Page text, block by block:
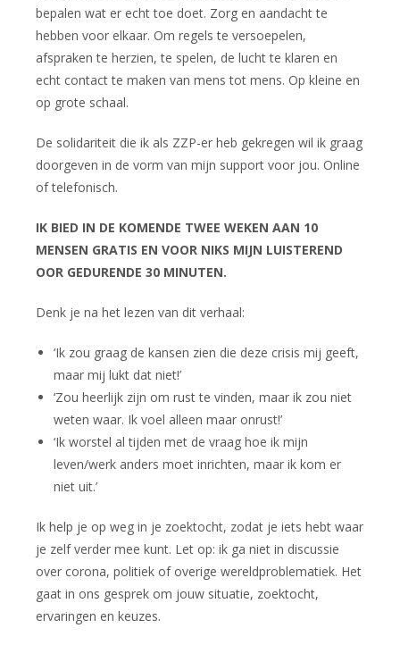
bepalen wat er echt toe doet. Zorg en aandacht te
hebben voor elkaar. Om regels te versoepelen,
afspraken te herzien, te spelen, de lucht te klaren en
echt contact te maken van mens tot mens. Op kleine en
op grote schaal.
De solidariteit die ik als ZZP-er heb gekregen wil ik graag
doorgeven in de vorm van mijn support voor jou. Online
of telefonisch.
IK BIED IN DE KOMENDE TWEE WEKEN AAN 10
MENSEN GRATIS EN VOOR NIKS MIJN LUISTEREND
OOR GEDURENDE 30 MINUTEN.
Denk je na het lezen van dit verhaal:
‘Ik zou graag de kansen zien die deze crisis mij geeft,
maar mij lukt dat niet!’
‘Zou heerlijk zijn om rust te vinden, maar ik zou niet
weten waar. Ik voel alleen maar onrust!’
‘Ik worstel al tijden met de vraag hoe ik mijn
leven/werk anders moet inrichten, maar ik kom er
niet uit.’
Ik help je op weg in je zoektocht, zodat je iets hebt waar
je zelf verder mee kunt. Let op: ik ga niet in discussie
over corona, politiek of overige wereldproblematiek. Het
gaat in ons gesprek om jouw situatie, zoektocht,
ervaringen en keuzes.